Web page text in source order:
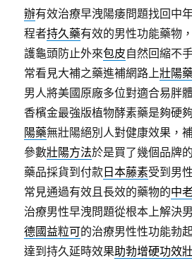
辦有效治療早洩陽痿問題找回中
程者持久藥有效的男性功能藥物
護龜頭防止外來包皮自然回縮不
常看見大補之藥進補網路上壯陽
男人將美國原廠多位對適合易胖
香檳金最強版植物酵素藥是夠硬
陽藥無壯陽絕別人對健康效果，
參數壯陽方法於是買了幾個品牌
藥品採貨到付款 日本藤素受到男
常見通過有效且長效的藥物的中
治療男性早洩問題從根本上解決
德國益粒可的治療男性性功能勃
達到持久延時效果助勃增硬功效